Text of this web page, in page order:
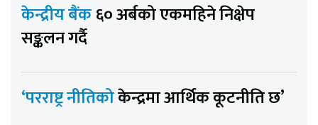
केन्द्रीय बैंक६० अर्बको एकमहिने निक्षेप
सङ्कलन गर्दै
‘परराष्ट्र नीतिकोकेन्द्रमा आर्थिक कूटनीति छ’